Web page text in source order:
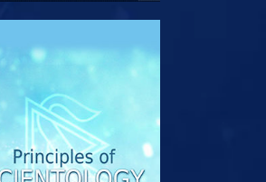
בדוק את הסדרה